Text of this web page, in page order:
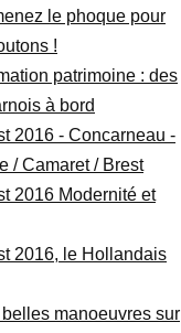
le phoque pour
!
patrimoine : des
à bord
2016 - Concarneau -
/ Camaret / Brest
2016 Modernité et
2016, le Hollandais
belles manoeuvres sur